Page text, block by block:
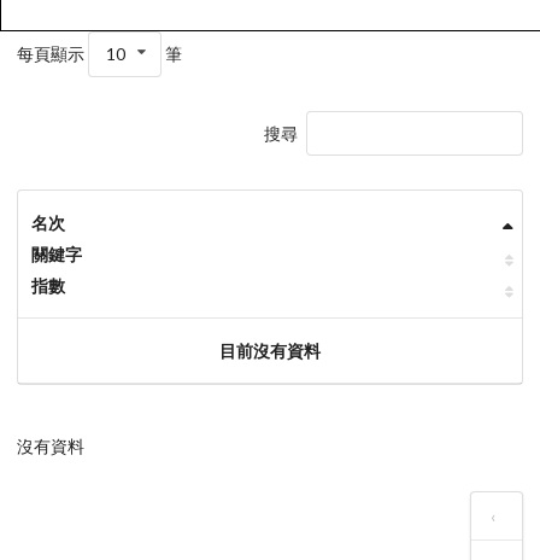
每頁顯示 10 筆
搜尋
名次
關鍵字
指數
目前沒有資料
沒有資料
‹